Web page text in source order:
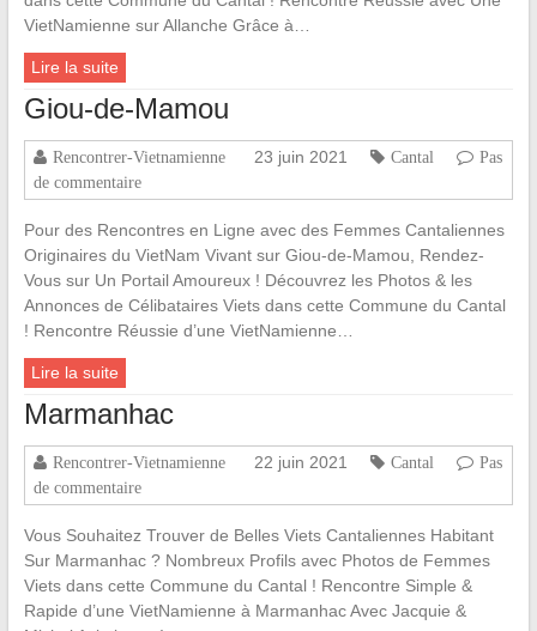
VietNamienne sur Allanche Grâce à…
Lire la suite
Giou-de-Mamou
Rencontrer-Vietnamienne 23 juin 2021 Cantal
Pas
de commentaire
Pour des Rencontres en Ligne avec des Femmes Cantaliennes
Originaires du VietNam Vivant sur Giou-de-Mamou, Rendez-
Vous sur Un Portail Amoureux ! Découvrez les Photos & les
Annonces de Célibataires Viets dans cette Commune du Cantal
! Rencontre Réussie d’une VietNamienne…
Lire la suite
Marmanhac
Rencontrer-Vietnamienne 22 juin 2021 Cantal
Pas
de commentaire
Vous Souhaitez Trouver de Belles Viets Cantaliennes Habitant
Sur Marmanhac ? Nombreux Profils avec Photos de Femmes
Viets dans cette Commune du Cantal ! Rencontre Simple &
Rapide d’une VietNamienne à Marmanhac Avec Jacquie &